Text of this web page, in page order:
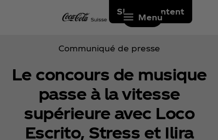
Skip to content
Menu
Communiqué de presse
Le concours de musique
passe à la vitesse
supérieure avec Loco
Escrito, Stress et Ilira